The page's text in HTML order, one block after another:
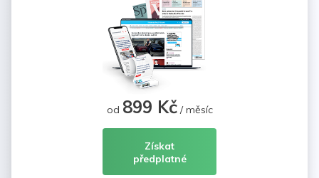
od 899 Kč/ měsíc
Získat
předplatné